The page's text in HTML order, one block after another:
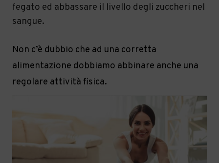
fegato ed abbassare il livello degli zuccheri nel
sangue.
Non c’è dubbio che ad una corretta
alimentazione dobbiamo abbinare anche una
regolare attività fisica.